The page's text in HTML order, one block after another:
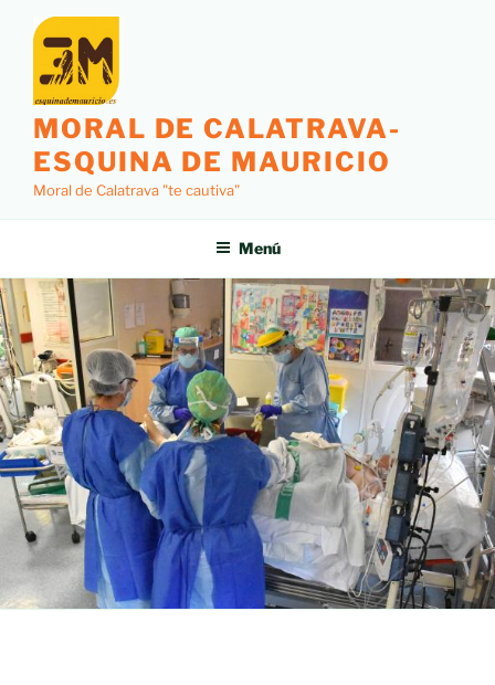
MORAL DE CALATRAVA-
ESQUINA DE MAURICIO
Moral de Calatrava "te cautiva"
Menú